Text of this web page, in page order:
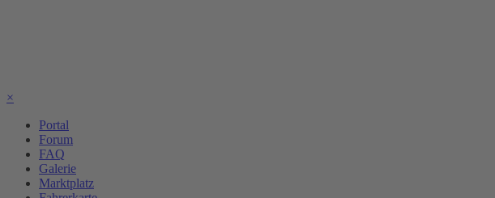
×
Portal
Forum
FAQ
Galerie
Marktplatz